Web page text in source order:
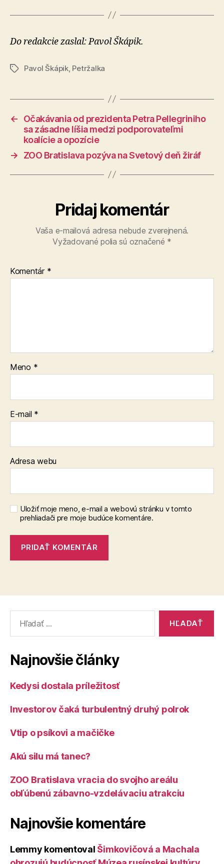
Do redakcie zaslal: Pavol Škápik.
ZnačkyPavol Škápik, Petržalka
←
Očakávania od prezidenta Petra Pellegriniho
sa zásadne líšia medzi podporovateľmi
koalície a opozície
→
ZOO Bratislava pozýva na Svetový deň žiráf
Pridaj komentár
Vaša e-mailová adresa nebude zverejnená.
Vyžadované polia sú označené *
Komentár *
Meno *
E-mail *
Adresa webu
Uložiť moje meno, e-mail a webovú stránku v tomto
prehliadači pre moje budúce komentáre.
Najnovšie články
Kedysi dostala príležitosť
Investorov čaká turbulentný druhý polrok
Vtip o psíkovi a mačičke
Akú silu má tanec?
ZOO Bratislava vracia do svojho areálu
obľúbenú zábavno-vzdelávaciu atrakciu
Najnovšie komentáre
Lemmy komentoval Šimkovičová a Machala